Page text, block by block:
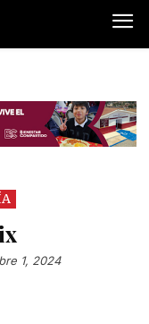
1, 2024